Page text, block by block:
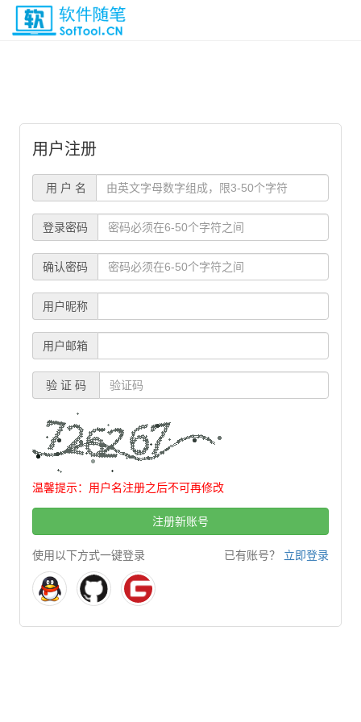
用户注册
用 户 名
登录密码
确认密码
用户昵称
用户邮箱
验 证 码
温馨提示：用户名注册之后不可再修改
注册新账号
使用以下方式一键登录 已有账号？ 立即登录